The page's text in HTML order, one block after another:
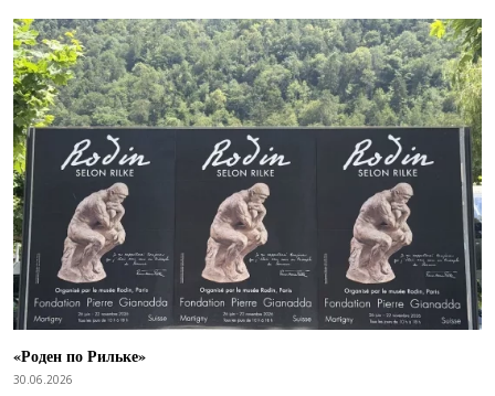
«Роден по Рильке»
30.06.2026